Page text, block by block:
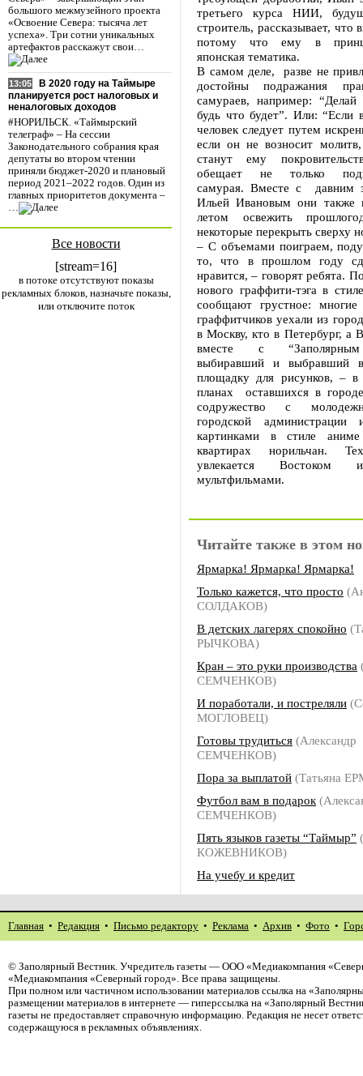
большого межмузейного проекта
«Освоение Севера: тысяча лет
успеха». Три сотни уникальных
артефактов расскажут свои…
13:05
В 2020 году на Таймыре
планируется рост налоговых и
неналоговых доходов
#НОРИЛЬСК. «Таймырский
телеграф» – На сессии
Законодательного собрания края
депутаты во втором чтении
приняли бюджет-2020 и плановый
период 2021–2022 годов. Один из
главных приоритетов документа –
…
Все новости
[stream=16]
в потоке отсутствуют показы
рекламных блоков, назначьте показы,
или отключите поток
третьего курса НИИ,
строитель, рассказывает, что
потому что ему в
японская тематика.
В самом деле, разве не
достойны подражания
самураев, например:
будь что будет”. Или: “Если
человек следует путем
если он не возносит
станут ему
обещает не только
самурая. Вместе с давним
Ильей Ивановым они также
летом освежить
некоторые перекрыть сверху
– С объемами поиграем,
то, что в прошлом году
нравится, – говорят ребята.
нового граффити-тэга в
сообщают грустное: многие
граффитчиков уехали из
в Москву, кто в Петербург, а
вместе с “Заполярным
выбиравший и выбравший
площадку для рисунков, –
планах оставшихся в
содружество с
городской
картинками в стиле
квартирах норильчан.
увлекается Востоком
мультфильмами.
Читайте также в этом
Ярмарка! Ярмарка! Ярмарка!
Только кажется, что просто
СОЛДАКОВ)
В детских лагерях спокойно
РЫЧКОВА)
Кран – это руки производства
СЕМЧЕНКОВ)
И поработали, и постреляли
МОГЛОВЕЦ)
Готовы трудиться (Александр
СЕМЧЕНКОВ)
Пора за выплатой (Татьяна
Футбол вам в подарок
СЕМЧЕНКОВ)
Пять языков газеты “Таймыр”
КОЖЕВНИКОВ)
На учебу и кредит
Главная • Редакция • Письмо редактору • Реклама • Архив • Фото •
© Заполярный Вестник. Учредитель газеты — ООО «Медиакомпания
«Медиакомпания «Северный город». Все права защищены.
При полном или частичном использовании материалов ссылка на
размещении материалов в интернете — гиперссылка на «Заполярный
газеты не предоставляет справочную информацию. Редакция не несет
содержащуюся в рекламных объявлениях.